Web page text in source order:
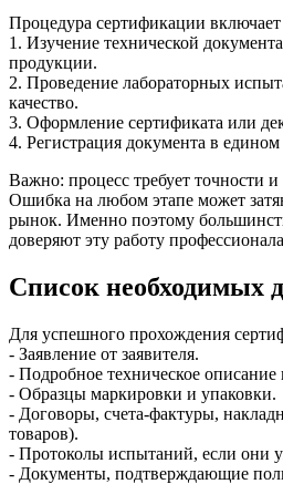
Процедура сертификации включает
1. Изучение технической
продукции.
2. Проведение лабораторных
качество.
3. Оформление сертификата или
4. Регистрация документа в
Важно: процесс требует точности
Ошибка на любом этапе может
рынок. Именно поэтому
доверяют эту работу
Список необходимых
Для успешного прохождения
- Заявление от заявителя.
- Подробное техническое описание
- Образцы маркировки и упаковки.
- Договоры, счета-фактуры,
товаров).
- Протоколы испытаний, если они
- Документы, подтверждающие